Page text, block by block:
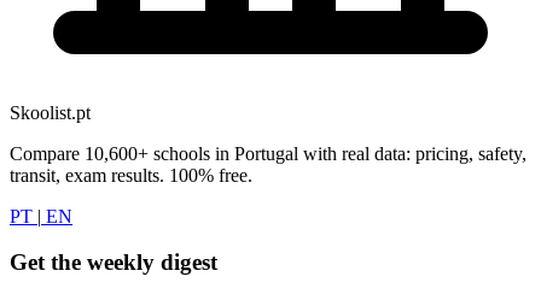
Skoolist.pt
Compare 10,600+ schools in Portugal with real data: pricing, safety,
transit, exam results. 100% free.
PT | EN
Get the weekly digest